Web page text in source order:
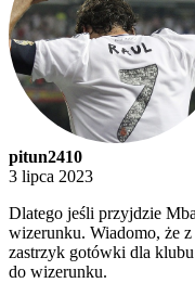
pitun2410
3 lipca 2023
Dlatego jeśli przyjdzie
wizerunku. Wiadomo, że
zastrzyk gotówki dla
do wizerunku.